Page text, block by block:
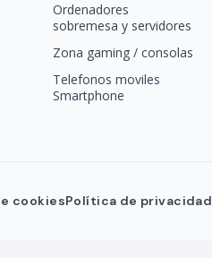
Ordenadores
sobremesa y servidores
Zona gaming / consolas
Telefonos moviles
Smartphone
cookiesPolítica de privacidad